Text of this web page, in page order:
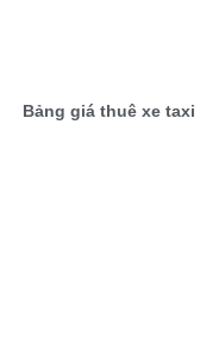
Bảng giá thuê xe